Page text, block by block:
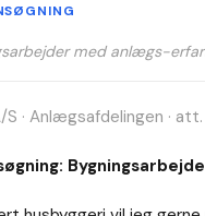
med anlægs-
S · Anlægsafdelingen ·